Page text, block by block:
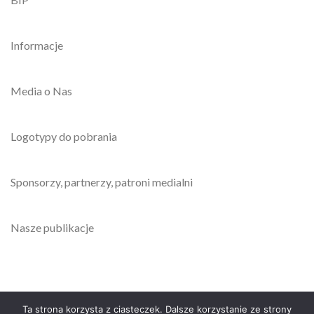
Informacje
Media o Nas
Logotypy do pobrania
Sponsorzy, partnerzy, patroni medialni
Nasze publikacje
Ta strona korzysta z ciasteczek. Dalsze korzystanie ze strony